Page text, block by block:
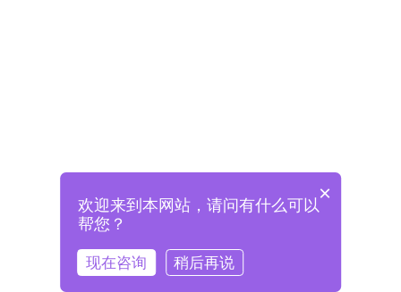
登录即表示已阅读并同意《格兰德官网用户协议》
×
欢迎来到本网站，请问有什么可以
帮您？
现在咨询 稍后再说